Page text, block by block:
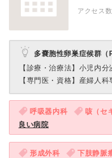
アクセス
多嚢胞性卵巣症候群（
【診療・治療法】 小児内分
【専門医・資格】 産婦人科
呼吸器内科 咳（セ
良い病院
形成外科 下肢静脈